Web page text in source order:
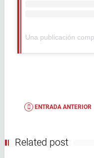
ENTRADA ANTERIOR
Related post